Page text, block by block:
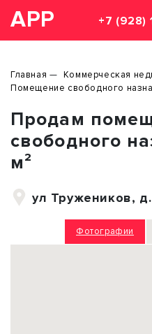
АРР +7 (928)
Главная Коммерческая
Помещение свободного
Продам
свободного
м²
ул Тружеников,
Фотографии